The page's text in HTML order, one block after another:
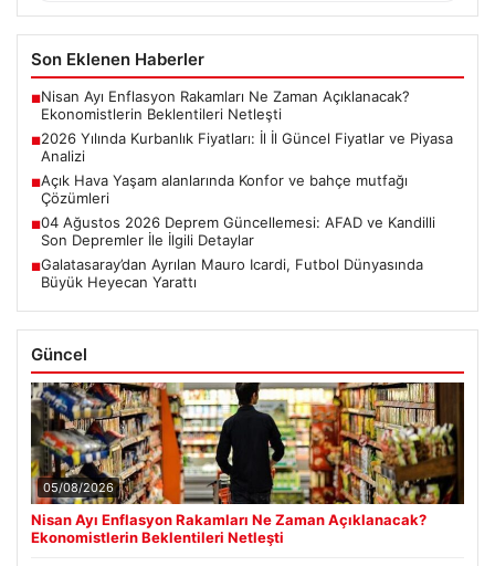
Son Eklenen Haberler
■Nisan Ayı Enflasyon Rakamları Ne Zaman Açıklanacak?
Ekonomistlerin Beklentileri Netleşti
■2026 Yılında Kurbanlık Fiyatları: İl İl Güncel Fiyatlar ve Piyasa
Analizi
■Açık Hava Yaşam alanlarında Konfor ve bahçe mutfağı
Çözümleri
■04 Ağustos 2026 Deprem Güncellemesi: AFAD ve Kandilli
Son Depremler İle İlgili Detaylar
■Galatasaray’dan Ayrılan Mauro Icardi, Futbol Dünyasında
Büyük Heyecan Yarattı
Güncel
05/08/2026
Nisan Ayı Enflasyon Rakamları Ne Zaman Açıklanacak?
Ekonomistlerin Beklentileri Netleşti